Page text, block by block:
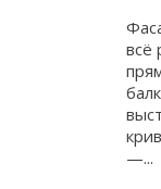
всё
—...